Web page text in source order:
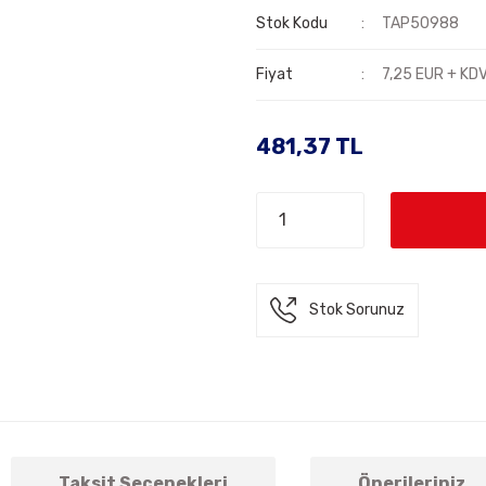
Stok Kodu TAP50988
Fiyat 7,25 EUR +
481,37 TL
Stok Sorunuz